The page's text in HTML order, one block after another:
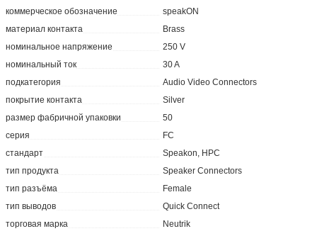
коммерческое обозначение
speakON
материал контакта
Brass
номинальное напряжение
250 V
номинальный ток
30 A
подкатегория
Audio Video Connectors
покрытие контакта
Silver
размер фабричной упаковки
50
серия
FC
стандарт
Speakon, HPC
тип продукта
Speaker Connectors
тип разъёма
Female
тип выводов
Quick Connect
торговая марка
Neutrik